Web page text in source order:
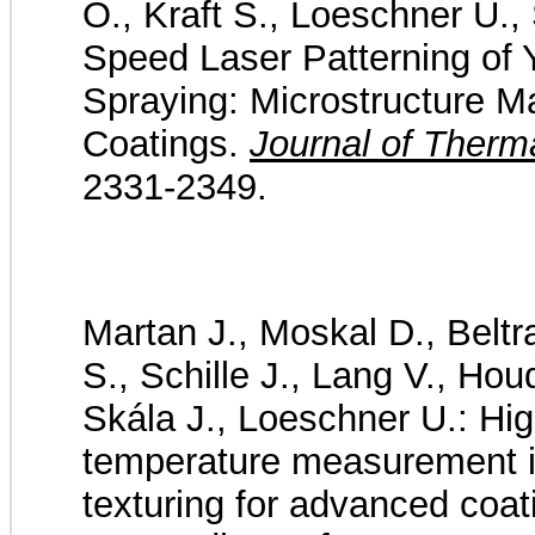
O., Kraft S., Loeschner
Speed Laser Patterning of
Spraying: Microstructure
Coatings. Journal of
2331-2349.
Martan J., Moskal D.,
S., Schille J., Lang V.,
Skála J., Loeschner U.:
temperature
texturing for advanced